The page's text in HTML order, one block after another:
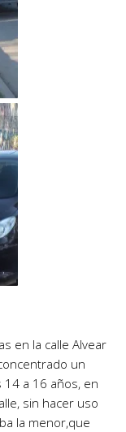
en la calle Alvear
un
a 16 años, en
sin hacer uso
la menor,que